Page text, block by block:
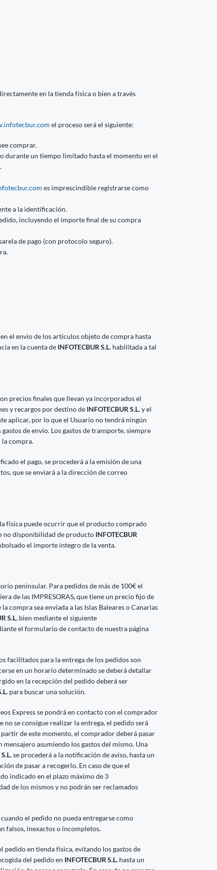
en la tienda física o bien a través
el proceso será el siguiente:
comprar.
durante un tiempo limitado hasta el momento en el
es imprescindible registrarse como
a la identificación.
incluyendo el importe final de su compra
de pago (con protocolo seguro).
el envío de los artículos objeto de compra hasta
en la cuenta de INFOTECBUR S.L. habilitada a tal
precios finales que llevan ya incorporados el
y recargos por destino de INFOTECBUR S.L.y el
aplicar, por lo que el Usuario no tendrá ningún
de envío. Los gastos de transporte, siempre
la compra.
el pago, se procederá a la emisión de una
que se enviará a la dirección de correo
física puede ocurrir que el producto comprado
no disponibilidad de producto INFOTECBUR
el importe íntegro de la venta.
peninsular. Para pedidos de más de 100€ el
de las IMPRESORAS,que tiene un precio fijo de
compra sea enviada a las Islas Baleares o Canarias
S.L. bien mediante el siguiente
el formulario de contacto de nuestra página
facilitados para la entrega de los pedidos son
en un horario determinado se deberá detallar
en la recepción del pedido deberá ser
para buscar una solución.
Express se pondrá en contacto con el comprador
no se consigue realizar la entrega, el pedido será
de este momento, el comprador deberá pasar
asumiendo los gastos del mismo. Una
se procederá a la notificación de aviso, hasta un
de pasar a recogerlo. En caso de que el
indicado en el plazo máximo de 3
de los mismos y no podrán ser reclamados
el pedido no pueda entregarse como
falsos, inexactos o incompletos.
en tienda física, evitando los gastos de
del pedido en INFOTECBUR S.L. hasta un